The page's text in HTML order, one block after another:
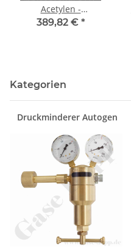
Acetylen -
Öffnungsdruck 1,55 bar
389,82 € *
Kategorien
Druckminderer Autogen